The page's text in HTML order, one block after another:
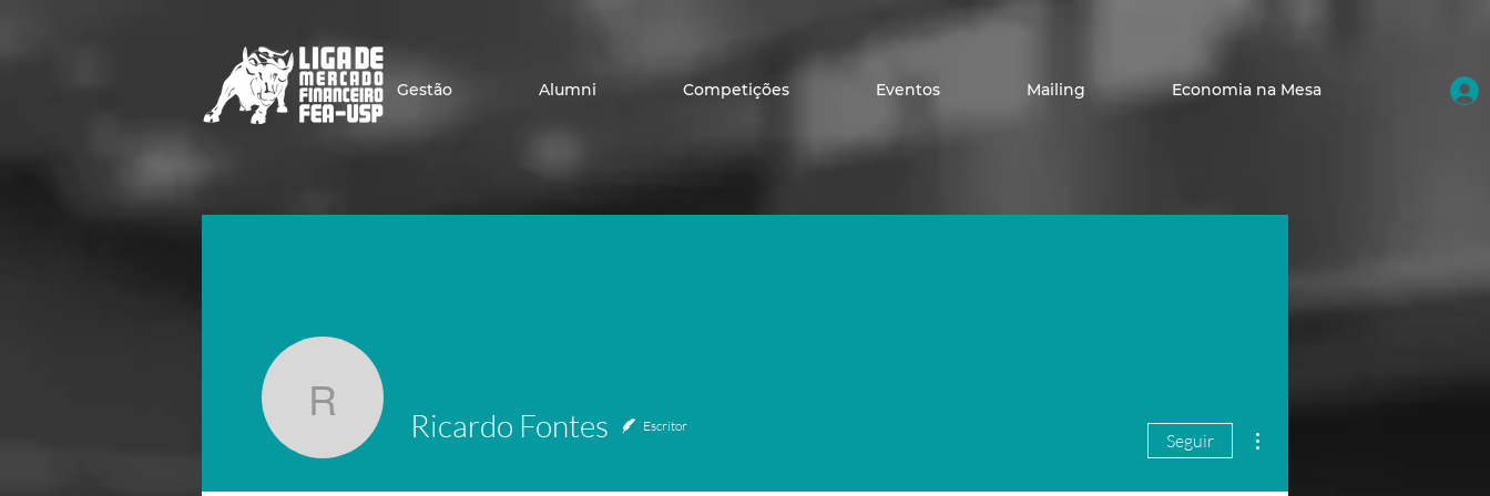
Gestão Alumni Competições Eventos Mailing Economia na Mesa
Ricardo Fontes
Ricardo Fontes Escritor
Seguir